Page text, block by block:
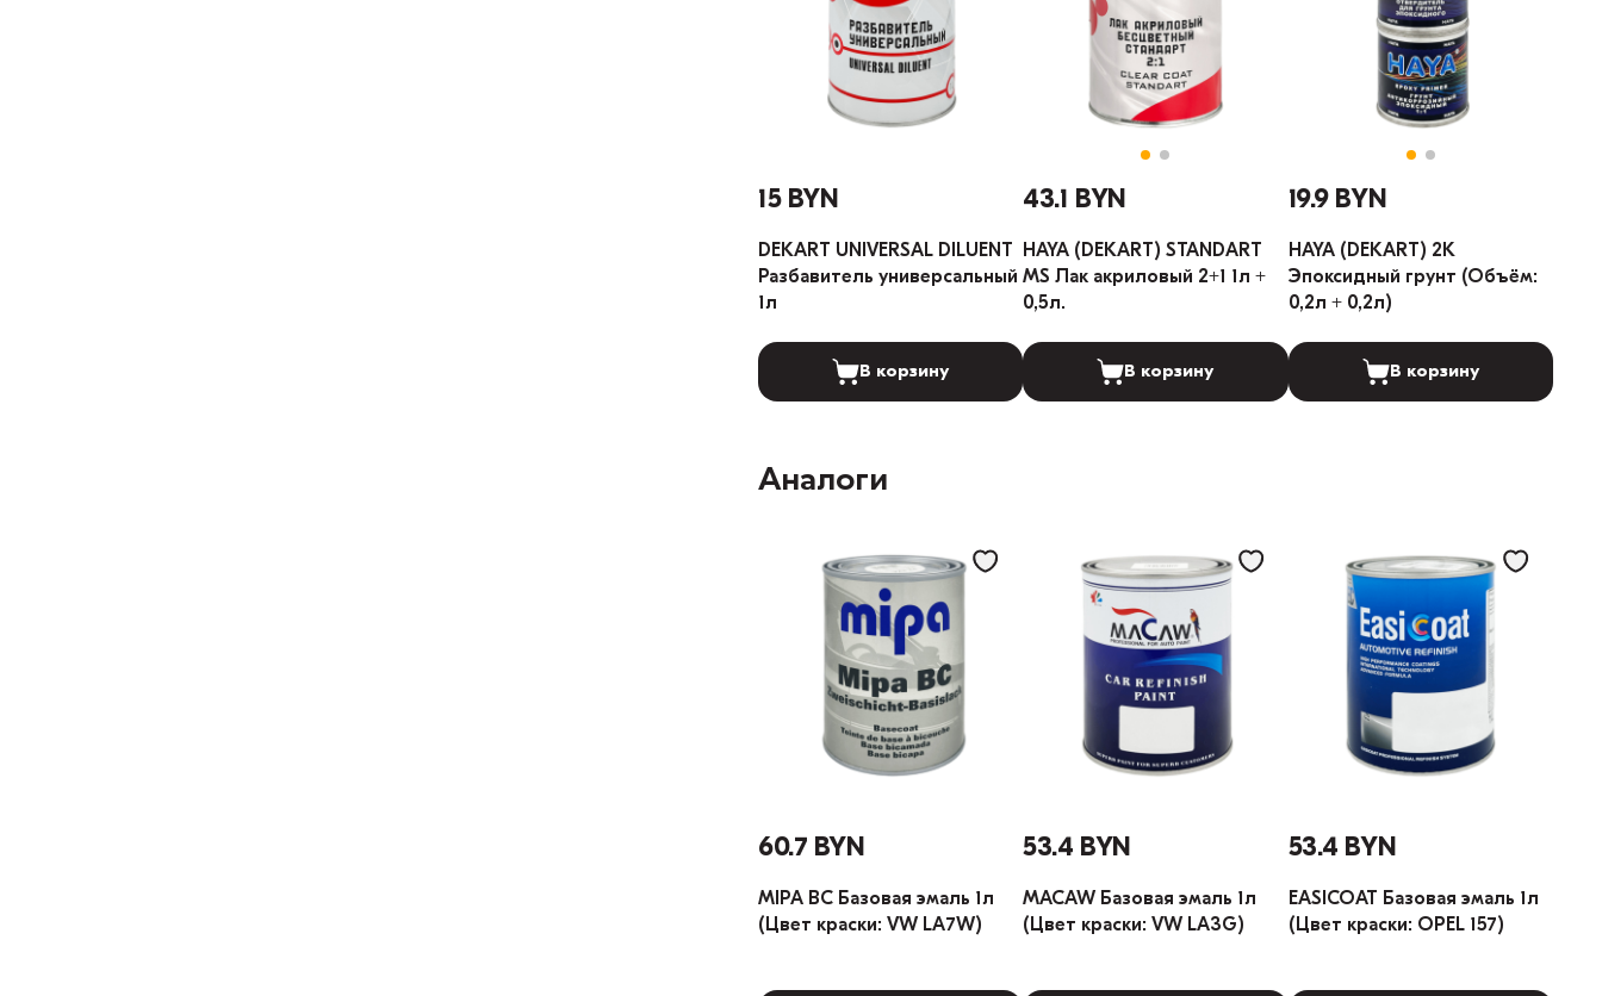
15 BYN
DEKART UNIVERSAL DILUENT
Разбавитель универсальный
1л
В корзину
43.1 BYN
HAYA (DEKART) STANDART
MS Лак акриловый 2+1 1л +
0,5л.
В корзину
19.9 BYN
HAYA (DEKART) 2K
Эпоксидный грунт (Объём:
0,2л + 0,2л)
В корзину
Аналоги
60.7 BYN
MIPA BC Базовая эмаль 1л
(Цвет краски: VW LA7W)
53.4 BYN
MACAW Базовая эмаль 1л
(Цвет краски: VW LA3G)
53.4 BYN
EASICOAT Базовая эмаль 1л
(Цвет краски: OPEL 157)